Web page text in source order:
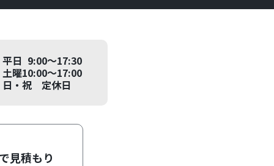
平日 9:00～17:30
土曜10:00～17:00
日・祝 定休日
見積もり